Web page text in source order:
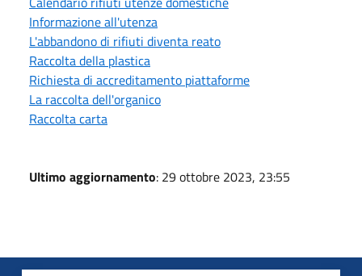
Informazione all'utenza
L'abbandono di rifiuti diventa reato
Raccolta della plastica
Richiesta di accreditamento piattaforme
La raccolta dell'organico
Raccolta carta
Ultimo aggiornamento: 29 ottobre 2023, 23:55